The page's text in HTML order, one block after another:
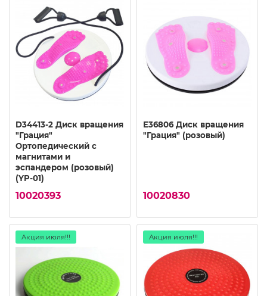
D34413-2 Диск вращения
"Грация"
Ортопедический с
магнитами и
эспандером (розовый)
(YP-01)
10020393
E36806 Диск вращения
"Грация" (розовый)
10020830
Акция июля!!! Акция июля!!!